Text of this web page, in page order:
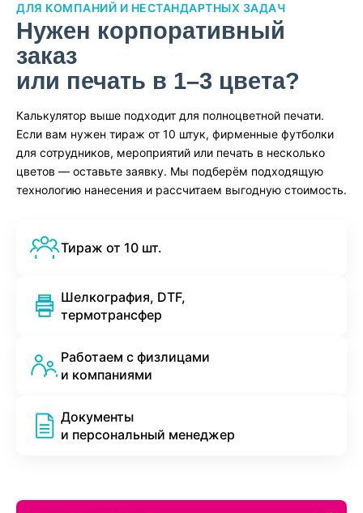
ДЛЯ КОМПАНИЙ И НЕСТАНДАРТНЫХ ЗАДАЧ
Нужен корпоративный
заказ
или печать в 1–3 цвета?
Калькулятор выше подходит для полноцветной печати.
Если вам нужен тираж от 10 штук, фирменные футболки
для сотрудников, мероприятий или печать в несколько
цветов — оставьте заявку. Мы подберём подходящую
технологию нанесения и рассчитаем выгодную стоимость.
Тираж от 10 шт.
Шелкография, DTF,
термотрансфер
Работаем с физлицами
и компаниями
Документы
и персональный менеджер